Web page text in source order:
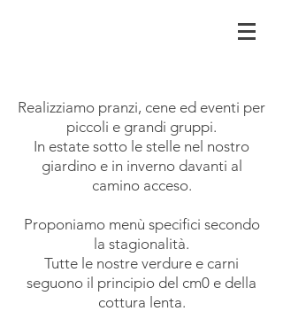
Realizziamo pranzi, cene ed eventi per
piccoli e grandi gruppi.
In estate sotto le stelle nel nostro
giardino e in inverno davanti al
camino acceso.
Proponiamo menù specifici secondo
la stagionalità.
Tutte le nostre verdure e carni
seguono il principio del cm0 e della
cottura lenta.